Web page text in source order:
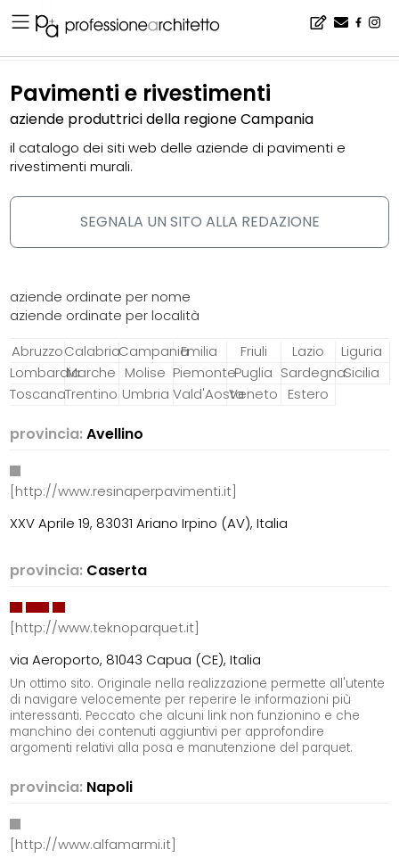
Pavimenti e rivestimenti
aziende produttrici della regione Campania
il catalogo dei siti web delle aziende di pavimenti e
rivestimenti murali.
SEGNALA UN SITO ALLA REDAZIONE
aziende ordinate per nome
aziende ordinate per località
AbruzzoCalabriaCampaniaEmilia Friuli Lazio
Liguria
LombardiaMarche Molise PiemontePuglia SardegnaSicilia
ToscanaTrentino Umbria Vald'AostaVeneto Estero
provincia:Avellino
[http://www.resinaperpavimenti.it]
XXV Aprile 19, 83031 Ariano Irpino (AV), Italia
provincia: Caserta
[http://www.teknoparquet.it]
via Aeroporto, 81043 Capua (CE), Italia
Un ottimo sito. Originale nella realizzazione permette all'utente
di navigare velocemente per reperire le informazioni più
interessanti. Peccato che alcuni link non funzionino e che
manchino dei contenuti aggiuntivi per approfondire
argomenti relativi alla posa e manutenzione del parquet.
provincia: Napoli
[http://www.alfamarmi.it]